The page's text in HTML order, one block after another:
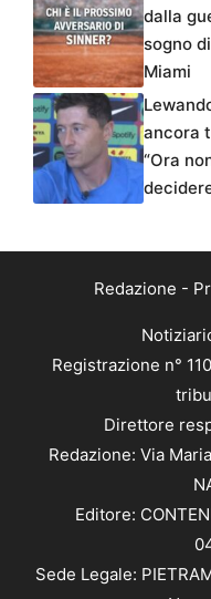
dalla
sogno
Miami
ancora
“Ora
Redazione -
Registrazione n°
Direttore
Redazione: Via
Editore:
Sede Legale: